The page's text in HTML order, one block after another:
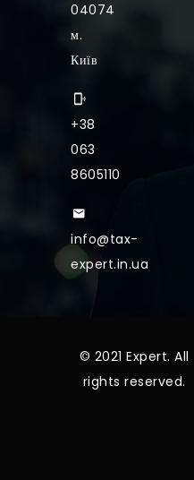
04074
м.
Київ
+38
063
8605110
info@tax-
expert.in.ua
© 2021 Expert. All
rights reserved.